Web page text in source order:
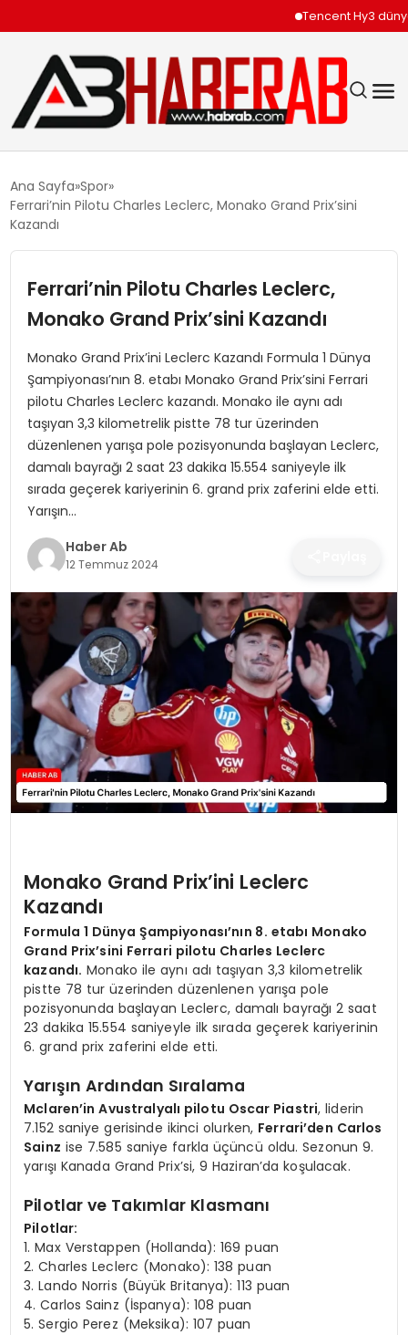
Tencent Hy3 dünya
EKONOMI
TEKNOLOJI
SPOR
SAĞLIK
MAGAZIN
YAŞAM
Ana Sayfa Spor
Ferrari’nin Pilotu Charles Leclerc, Monako Grand Prix’sini
Kazandı
Ferrari’nin Pilotu Charles Leclerc,
Monako Grand Prix’sini Kazandı
Monako Grand Prix’ini Leclerc Kazandı Formula 1 Dünya
Şampiyonası’nın 8. etabı Monako Grand Prix’sini Ferrari
pilotu Charles Leclerc kazandı. Monako ile aynı adı
taşıyan 3,3 kilometrelik pistte 78 tur üzerinden
düzenlenen yarışa pole pozisyonunda başlayan Leclerc,
damalı bayrağı 2 saat 23 dakika 15.554 saniyeyle ilk
sırada geçerek kariyerinin 6. grand prix zaferini elde etti.
Yarışın…
Haber Ab
12 Temmuz 2024
Monako Grand Prix’ini Leclerc
Kazandı
Formula 1 Dünya Şampiyonası’nın 8. etabı Monako
Grand Prix’sini Ferrari pilotu Charles Leclerc
kazandı. Monako ile aynı adı taşıyan 3,3 kilometrelik
pistte 78 tur üzerinden düzenlenen yarışa pole
pozisyonunda başlayan Leclerc, damalı bayrağı 2 saat
23 dakika 15.554 saniyeyle ilk sırada geçerek kariyerinin
6. grand prix zaferini elde etti.
Yarışın Ardından Sıralama
Mclaren’in Avustralyalı pilotu Oscar Piastri, liderin
7.152 saniye gerisinde ikinci olurken, Ferrari’den Carlos
Sainz ise 7.585 saniye farkla üçüncü oldu. Sezonun 9.
yarışı Kanada Grand Prix’si, 9 Haziran’da koşulacak.
Pilotlar ve Takımlar Klasmanı
Pilotlar:
1. Max Verstappen (Hollanda): 169 puan
2. Charles Leclerc (Monako): 138 puan
3. Lando Norris (Büyük Britanya): 113 puan
4. Carlos Sainz (İspanya): 108 puan
5. Sergio Perez (Meksika): 107 puan